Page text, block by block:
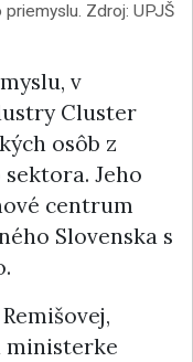
Zdroj: UPJŠ
v
Cluster
osôb z
Jeho
centrum
Slovenska s
ministerke